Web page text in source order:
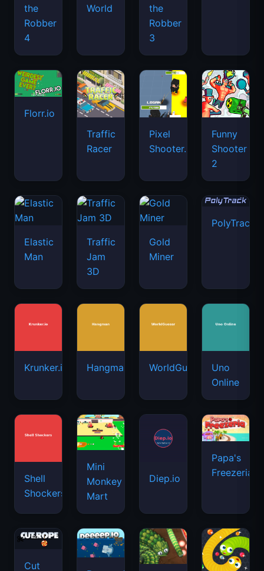
the
Robber
4
World
the
Robber
3
Florr.io
Traffic
Racer
Pixel
Shooter.IO
Funny
Shooter
2
Elastic
Man
Traffic
Jam
3D
Gold
Miner
PolyTrack
Krunker.io Hangman WorldGuessr
Uno
Online
Shell
Shockers
Mini
Monkey
Mart
Diep.io
Papa's
Freezeria
Cut